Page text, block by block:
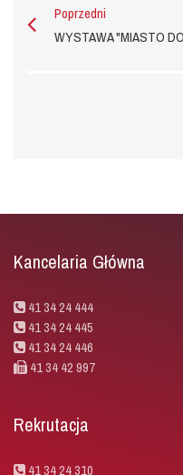
Poprzedni
WYSTAWA "MIASTO
Kancelaria Główna
41 34 24 444
41 34 24 445
41 34 24 446
41 34 42 997
Rekrutacja
41 34 24 310